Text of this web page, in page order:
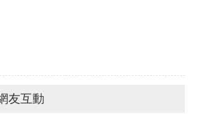
友互動